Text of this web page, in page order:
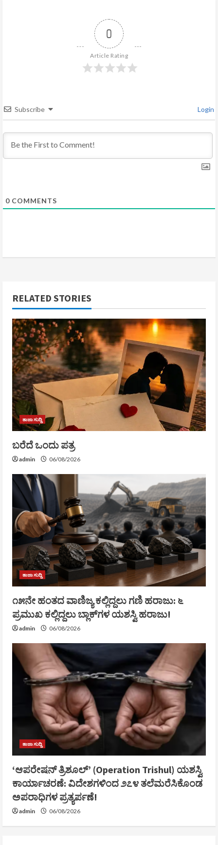
d
i
n
0
Article Rating
Subscribe Login
0 COMMENTS
RELATED STORIES
ತಾಜಾ ಸುದ್ದಿ
ಬರೆದೆ ಒಂದು ಪತ್ರ
admin 06/08/2026
ತಾಜಾ ಸುದ್ದಿ
೧೫ನೇ ಹಂತದ ವಾಣಿಜ್ಯ ಕಲ್ಲಿದ್ದಲು ಗಣಿ ಹರಾಜು: ೬
ಪ್ರಮುಖ ಕಲ್ಲಿದ್ದಲು ಬ್ಲಾಕ್‌ಗಳ ಯಶಸ್ವಿ ಹರಾಜು!
admin 06/08/2026
ತಾಜಾ ಸುದ್ದಿ
‘ಆಪರೇಷನ್ ತ್ರಿಶೂಲ್’ (Operation Trishul) ಯಶಸ್ವಿ
ಕಾರ್ಯಾಚರಣೆ: ವಿದೇಶಗಳಿಂದ ೨೭೪ ತಲೆಮರೆಸಿಕೊಂಡ
ಅಪರಾಧಿಗಳ ಪ್ರತ್ಯರ್ಪಣೆ!
admin 06/08/2026